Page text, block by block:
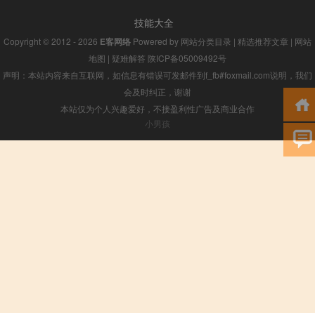
技能大全
Copyright © 2012 - 2026 E客网络 Powered by 网站分类目录 | 精选推荐文章 | 网站
地图 | 疑难解答 陕ICP备05009492号
声明：本站内容来自互联网，如信息有错误可发邮件到f_fb#foxmail.com说明，我们
会及时纠正，谢谢
本站仅为个人兴趣爱好，不接盈利性广告及商业合作
小男孩